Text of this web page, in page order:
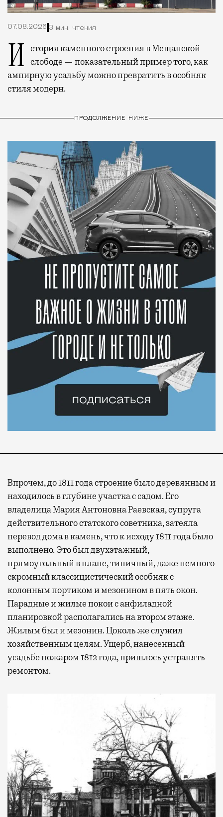
07.08.2026 3 мин. чтения
История каменного строения в Мещанской слободе — показательный пример того, как
ампирную усадьбу можно превратить в особняк
стиля модерн.
ПРОДОЛЖЕНИЕ НИЖЕ
Впрочем, до 1811 года строение было деревянным и
находилось в глубине участка с садом. Его
владелица Мария Антоновна Раевская, супруга
действительного статского советника, затеяла
перевод дома в камень, что к исходу 1811 года было
выполнено. Это был двухэтажный,
прямоугольный в плане, типичный, даже немного
скромный классицистический особняк с
колонным портиком и мезонином в пять окон.
Парадные и жилые покои с анфиладной
планировкой располагались на втором этаже.
Жилым был и мезонин. Цоколь же служил
хозяйственным целям. Ущерб, нанесенный
усадьбе пожаром 1812 года, пришлось устранять
ремонтом.